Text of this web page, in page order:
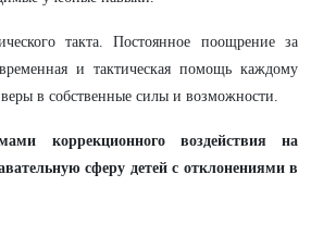
такта. Постоянное поощрение за
и тактическая помощь каждому
в собственные силы и возможности.
коррекционного воздействия на
сферу детей с отклонениями в